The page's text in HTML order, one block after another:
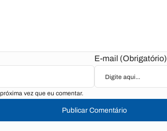
E-mail (Obrigatório)
vez que eu comentar.
Publicar Comentário